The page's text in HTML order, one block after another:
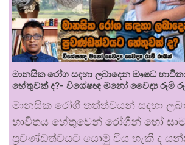
මානසික රෝග සඳහා ලබාදෙන ඖෂධ
හේතුවක් ද?- විශේෂඥ මනෝ වෛද්‍ය රූමි
මානසික රෝගී තත්ත්වයන් සඳහා
භාවිතය හේතුවෙන් රෝගීන් හෝ
ප්‍රචණ්ඩත්වයට යොමු විය හැකි ද